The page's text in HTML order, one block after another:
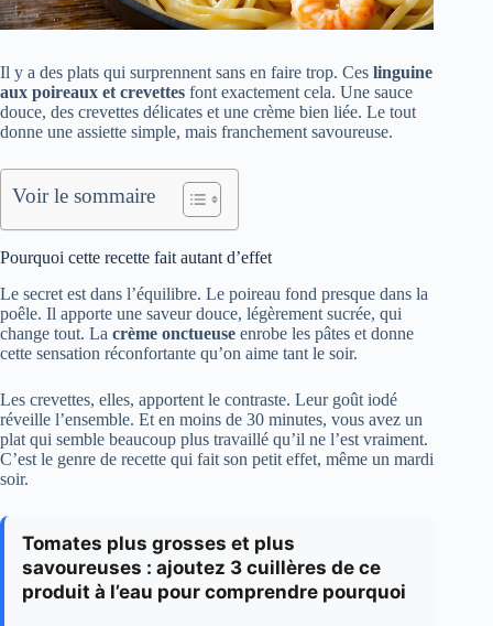
Il y a des plats qui surprennent sans en faire trop. Ces linguine
aux poireaux et crevettes font exactement cela. Une sauce
douce, des crevettes délicates et une crème bien liée. Le tout
donne une assiette simple, mais franchement savoureuse.
Voir le sommaire
Pourquoi cette recette fait autant d’effet
Le secret est dans l’équilibre. Le poireau fond presque dans la
poêle. Il apporte une saveur douce, légèrement sucrée, qui
change tout. La crème onctueuse enrobe les pâtes et donne
cette sensation réconfortante qu’on aime tant le soir.
Les crevettes, elles, apportent le contraste. Leur goût iodé
réveille l’ensemble. Et en moins de 30 minutes, vous avez un
plat qui semble beaucoup plus travaillé qu’il ne l’est vraiment.
C’est le genre de recette qui fait son petit effet, même un mardi
soir.
Tomates plus grosses et plus
savoureuses : ajoutez 3 cuillères de ce
produit à l’eau pour comprendre pourquoi